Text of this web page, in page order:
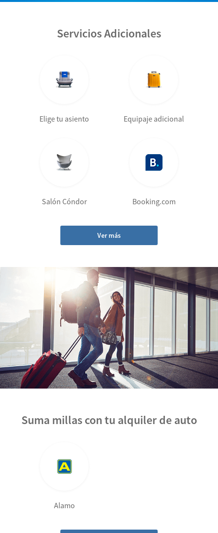
Servicios Adicionales
Elige tu asiento Equipaje adicional
Salón Cóndor Booking.com
Ver más
Suma millas con tu alquiler de auto
Alamo